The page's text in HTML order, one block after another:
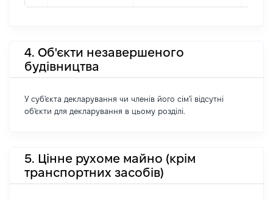
4. Об'єкти незавершеного
будівництва
У суб'єкта декларування чи членів його сім'ї відсутні
об'єкти для декларування в цьому розділі.
5. Цінне рухоме майно (крім
транспортних засобів)